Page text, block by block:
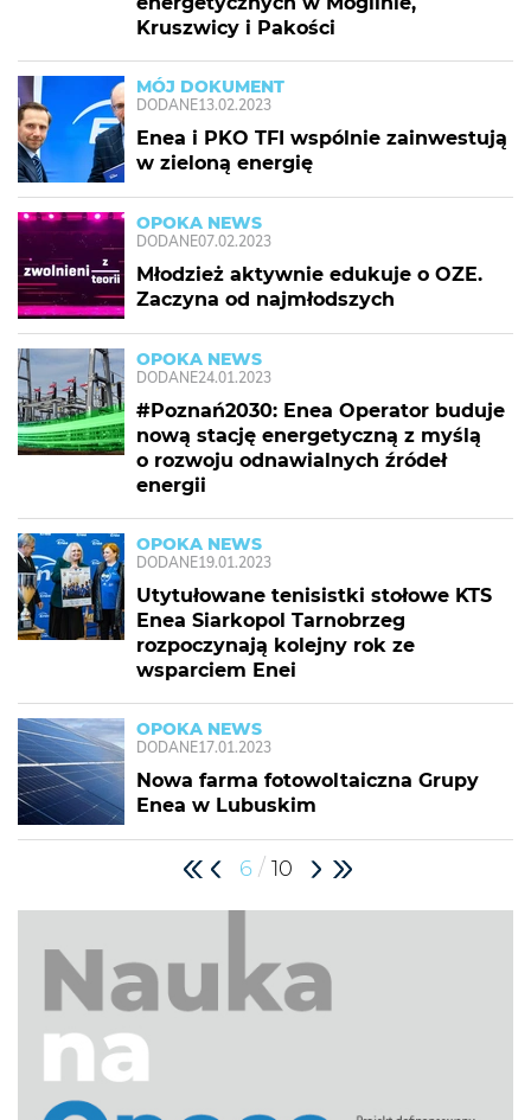
Kruszwicy i Pakości
MÓJ DOKUMENT
DODANE13.02.2023
Enea i PKO TFI wspólnie zainwestują
w zieloną energię
OPOKA NEWS
DODANE07.02.2023
Młodzież aktywnie edukuje o OZE.
Zaczyna od najmłodszych
OPOKA NEWS
DODANE24.01.2023
#Poznań2030: Enea Operator buduje
nową stację energetyczną z myślą
o rozwoju odnawialnych źródeł
energii
OPOKA NEWS
DODANE19.01.2023
Utytułowane tenisistki stołowe KTS
Enea Siarkopol Tarnobrzeg
rozpoczynają kolejny rok ze
wsparciem Enei
OPOKA NEWS
DODANE17.01.2023
Nowa farma fotowoltaiczna Grupy
Enea w Lubuskim
6 / 10